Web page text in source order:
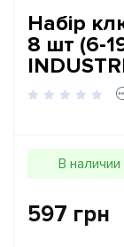
Набір
8 шт (6-
В наличии
597 грн